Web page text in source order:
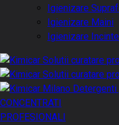
Igienizare
Igienizare Maini
Igienizare Incinte
CONCENTRATI
PROFESIONALI